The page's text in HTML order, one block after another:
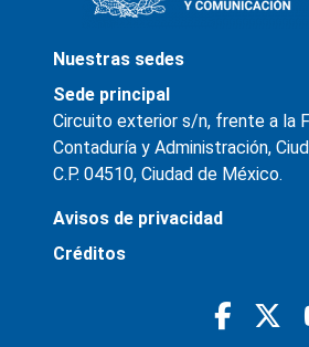
Nuestras sedes
Sede principal
Circuito exterior s/n, frente a la
Contaduría y Administración,
C.P. 04510, Ciudad de México.
Avisos de privacidad
Créditos